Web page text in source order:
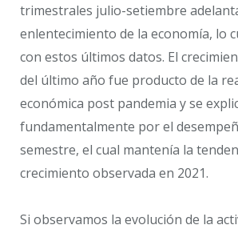
trimestrales julio-setiembre
enlentecimiento de la economía, lo
con estos últimos datos. El
del último año fue producto de la
económica post pandemia y se
fundamentalmente por el
semestre, el cual mantenía la
crecimiento observada en 2021.
Si observamos la evolución de la